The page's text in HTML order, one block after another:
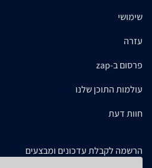
שימושי
עזרה
פרסום ב-zap
עולמות התוכן שלנו
חוות דעת
הרשמה לקבלת עדכונים ומבצעים